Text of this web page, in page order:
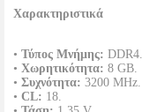
Χαρακτηριστικά
• Τύπος Μνήμης: DDR4.
• Χωρητικότητα: 8 GB.
• Συχνότητα: 3200 MHz.
• CL: 18.